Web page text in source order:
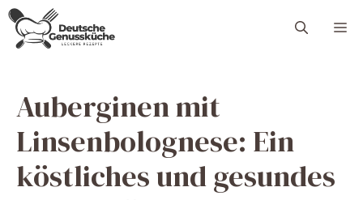
Skip
content
Auberginen mit
Linsenbolognese: Ein
köstliches und gesundes